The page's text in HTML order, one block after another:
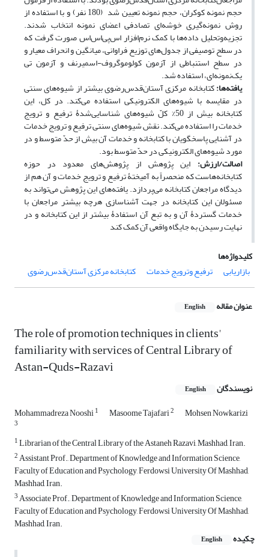
حجم نمونه کوکران، حجم نمونه تعیین شد (180 نفر) و با استفاده از
روش نمونه‌گیری خوشه‌ای تصادفی اعضای نمونه انتخاب شدند.
تجزیه‌وتحلیل داده‌ها با کمک نرم‌افزار اس‌پی‌اس‌اس صورت گرفت که
در سطح توصیفی از جدول‌های توزیع فراوانی، میانگین و انحراف معیار و
در سطح استنباطی از آزمون کولوموگروف-اسمیرنف و آزمون تی
یک‌نمونه‌ای، استفاده شد.
یافته‌ها:کتابخانه مرکزی ‌آستان‌قدس‌رضوی بیشتر از شیوه‌های سنتی
در مقایسه با شیوه‌های الکترونیکی استفاده می‌کند. در کل، این
کتابخانه بیش از 50% کلّ شیوه‌های شناسایی‌شدۀ ترفیع و ترویج
خدمات را استفاده می‌کند. نقش شیوه‌های سنتی ترفیع و ترویج خدمات
در آشنایی پاسخگویان با کتابخانه و خدمات آن بیش از حدّ متوسط و در
مورد شیوه‌های الکترونیکی در حدّ متوسط بود.
اصالت/ارزش: این پژوهش از پژوهش‌های معدود در حوزه
کتابخانه‌هاست که منحصراً به آمیختۀ ترفیع و ترویج خدمات و آن‌ هم از
دیدگاه مراجعان کتابخانه می‌پردازد. یافته‌های این پژوهش می‌تواند به
مسئولان این کتابخانه در جهت آشناسازی هرچه بیشتر مراجعان با
خدمات گستردۀ آن و به تبع آن استفادۀ بیشتر از این کتابخانه و در
نهایت رسیدن به جایگاه واقعی آن کمک کند
کلیدواژه‌ها
بازاریابی
ترفیع وترویج خدمات کتابخانه مرکزی آستان‌قدس‌رضوی
عنوان مقاله English
The role of promotion techniques in clients'
familiarity with services of Central Library of
Astan-Quds-Razavi
نویسندگان English
Mohammadreza Nooshi1 Masoome Tajafari2 Mohsen Nowkarizi
3
1Librarian of the Central Library of the Astaneh Razavi, Mashhad, Iran.
2Assistant Prof., Department of Knowledge and Information Science,
Faculty of Education and Psychology, Ferdowsi University Of Mashhad,
Mashhad, Iran.
3Associate Prof., Department of Knowledge and Information Science,
Faculty of Education and Psychology, Ferdowsi University Of Mashhad,
Mashhad, Iran.
چکیده
English